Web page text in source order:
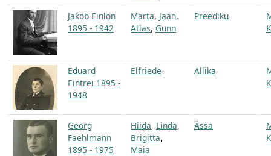
Jakob Einlon
1895 - 1942
Marta, Jaan,
Atlas, Gunn
Preediku
Eduard
Eintrei 1895 -
1948
Elfriede Allika
Georg
Faehlmann
1895 - 1975
Hilda, Linda,
Brigitta,
Maia
Ässa